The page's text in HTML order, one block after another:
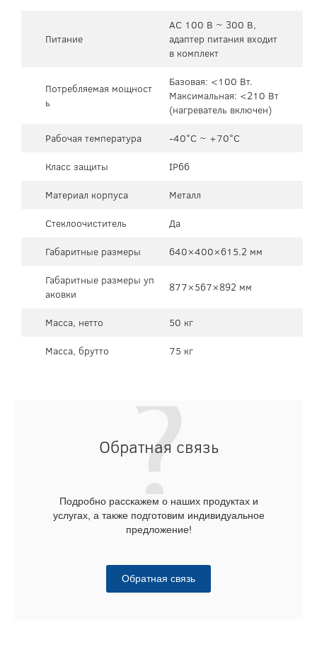
Питание
AC 100 В ~ 300 В,
адаптер питания входит
в комплект
Потребляемая мощност
ь
Базовая: <100 Вт.
Максимальная: <210 Вт
(нагреватель включен)
Рабочая температура
-40°C ~ +70°C
Класс защиты
IP66
Материал корпуса
Металл
Стеклоочиститель
Да
Габаритные размеры
640×400×615.2 мм
Габаритные размеры уп
аковки
877×567×892 мм
Масса, нетто
50 кг
Масса, брутто
75 кг
Обратная связь
Подробно расскажем о наших продуктах и
услугах, а также подготовим индивидуальное
предложение!
Обратная связь